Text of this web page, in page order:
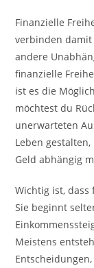
Finanzielle
verbinden damit
andere
finanzielle
ist es die
möchtest du
unerwarteten
Leben
Geld abhängig
Wichtig ist,
Sie beginnt
Meistens